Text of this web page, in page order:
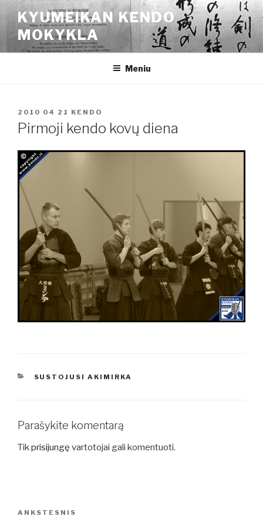
Eiti
prie
turinio
KYUMEIKAN KENDO
MOKYKLA
Meniu
PASKELBTA
2010 04 21 KENDO
Pirmoji kendo kovų diena
KATEGORIJOS
SUSTOJUSI AKIMIRKA
Parašykite komentarą
Tikprisijungę vartotojai gali komentuoti.
Ankstesnis
ANKSTESNIS